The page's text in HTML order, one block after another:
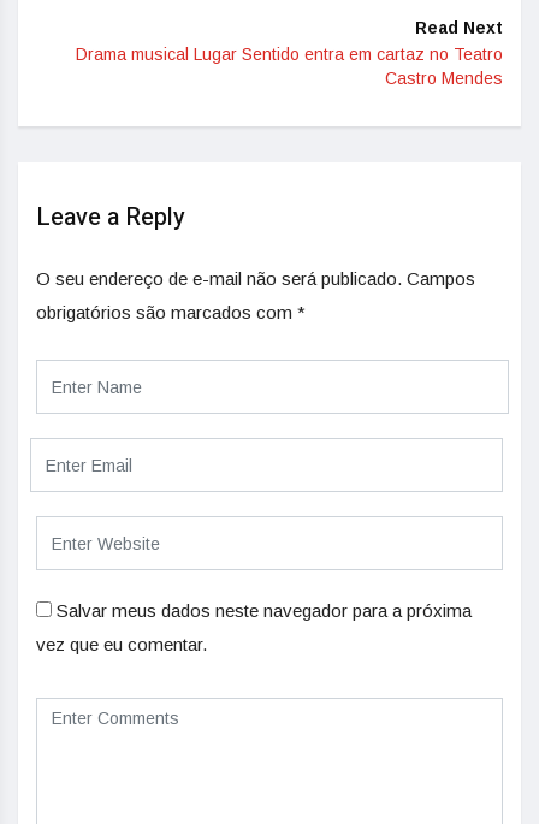
Read Next
Drama musical Lugar Sentido entra em cartaz no Teatro
Castro Mendes
Leave a Reply
O seu endereço de e-mail não será publicado. Campos
obrigatórios são marcados com *
Salvar meus dados neste navegador para a próxima
vez que eu comentar.